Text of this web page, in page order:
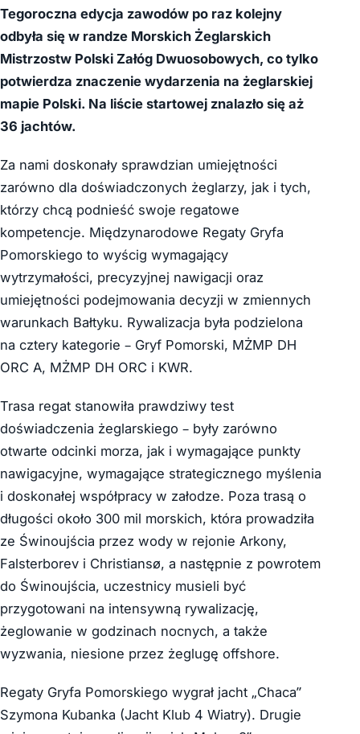
Tegoroczna edycja zawodów po raz kolejny
odbyła się w randze Morskich Żeglarskich
Mistrzostw Polski Załóg Dwuosobowych, co tylko
potwierdza znaczenie wydarzenia na żeglarskiej
mapie Polski. Na liście startowej znalazło się aż
36 jachtów.
Za nami doskonały sprawdzian umiejętności
zarówno dla doświadczonych żeglarzy, jak i tych,
którzy chcą podnieść swoje regatowe
kompetencje. Międzynarodowe Regaty Gryfa
Pomorskiego to wyścig wymagający
wytrzymałości, precyzyjnej nawigacji oraz
umiejętności podejmowania decyzji w zmiennych
warunkach Bałtyku. Rywalizacja była podzielona
na cztery kategorie – Gryf Pomorski, MŻMP DH
ORC A, MŻMP DH ORC i KWR.
Trasa regat stanowiła prawdziwy test
doświadczenia żeglarskiego – były zarówno
otwarte odcinki morza, jak i wymagające punkty
nawigacyjne, wymagające strategicznego myślenia
i doskonałej współpracy w załodze. Poza trasą o
długości około 300 mil morskich, która prowadziła
ze Świnoujścia przez wody w rejonie Arkony,
Falsterborev i Christiansø, a następnie z powrotem
do Świnoujścia, uczestnicy musieli być
przygotowani na intensywną rywalizację,
żeglowanie w godzinach nocnych, a także
wyzwania, niesione przez żeglugę offshore.
Regaty Gryfa Pomorskiego wygrał jacht „Chaca”
Szymona Kubanka (Jacht Klub 4 Wiatry). Drugie